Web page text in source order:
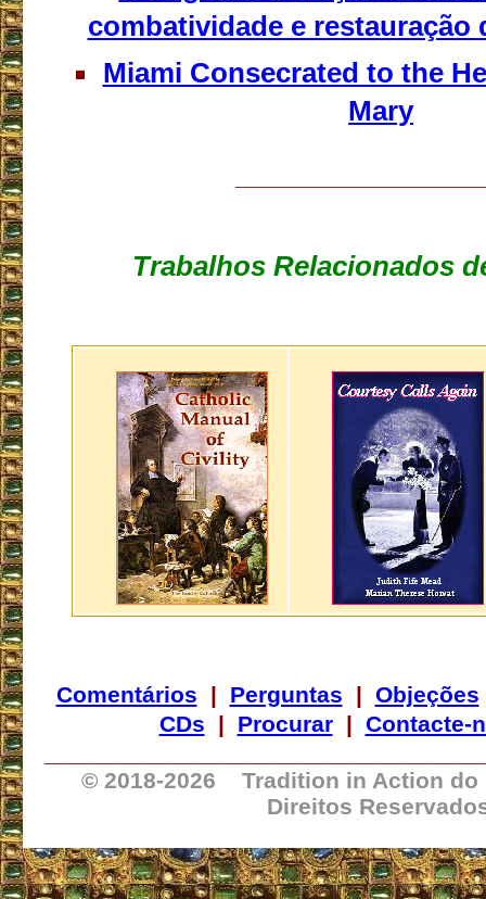
combatividade e restauração
Miami Consecrated to the
Mary
Trabalhos Relacionados
Comentários | Perguntas | Objeções
CDs | Procurar| Contacte-
© 2018-2026 Tradition in Action
Direitos